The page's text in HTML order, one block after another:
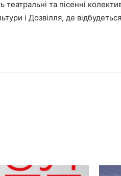
та пісенні
і Дозвілля, де